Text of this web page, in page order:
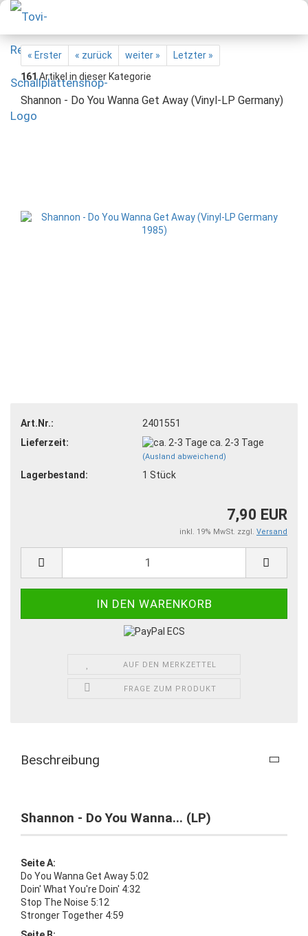
« Erster « zurück weiter »
Letzter »
161Artikel in dieser Kategorie
Shannon - Do You Wanna Get Away (Vinyl-LP Germany)
Art.Nr.:
2401551
Lieferzeit:
ca. 2-3 Tage
(Ausland abweichend)
Lagerbestand: 1 Stück
7,90 EUR
inkl. 19% MwSt. zzgl. Versand
AUF DEN MERKZETTEL
FRAGE ZUM PRODUKT
Beschreibung
Shannon - Do You Wanna... (LP)
Seite A:
Do You Wanna Get Away 5:02
Doin' What You're Doin' 4:32
Stop The Noise 5:12
Stronger Together 4:59